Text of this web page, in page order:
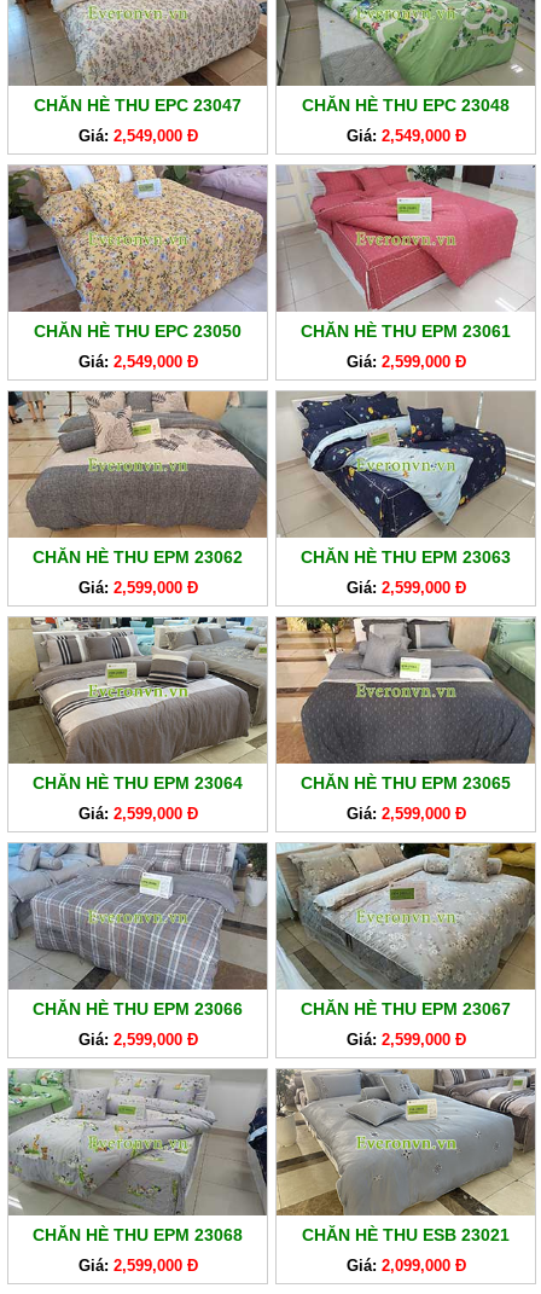
SẢN
PHẨM
GIẢM
GIÁ
CHĂN
GA
EVERONLITE
SẢN
PHẨM
HÀNG
LẺ
SẢN
PHẨM
KHÁC
CHĂN HÈ THU EPC 23047
Giá: 2,549,000 Đ
CHĂN HÈ THU EPC 23048
Giá: 2,549,000 Đ
CHĂN HÈ THU EPC 23050
Giá: 2,549,000 Đ
CHĂN HÈ THU EPM 23061
Giá: 2,599,000 Đ
CHĂN HÈ THU EPM 23062
Giá: 2,599,000 Đ
CHĂN HÈ THU EPM 23063
Giá: 2,599,000 Đ
CHĂN HÈ THU EPM 23064
Giá: 2,599,000 Đ
CHĂN HÈ THU EPM 23065
Giá: 2,599,000 Đ
CHĂN HÈ THU EPM 23066
Giá: 2,599,000 Đ
CHĂN HÈ THU EPM 23067
Giá: 2,599,000 Đ
CHĂN HÈ THU EPM 23068
Giá: 2,599,000 Đ
CHĂN HÈ THU ESB 23021
Giá: 2,099,000 Đ